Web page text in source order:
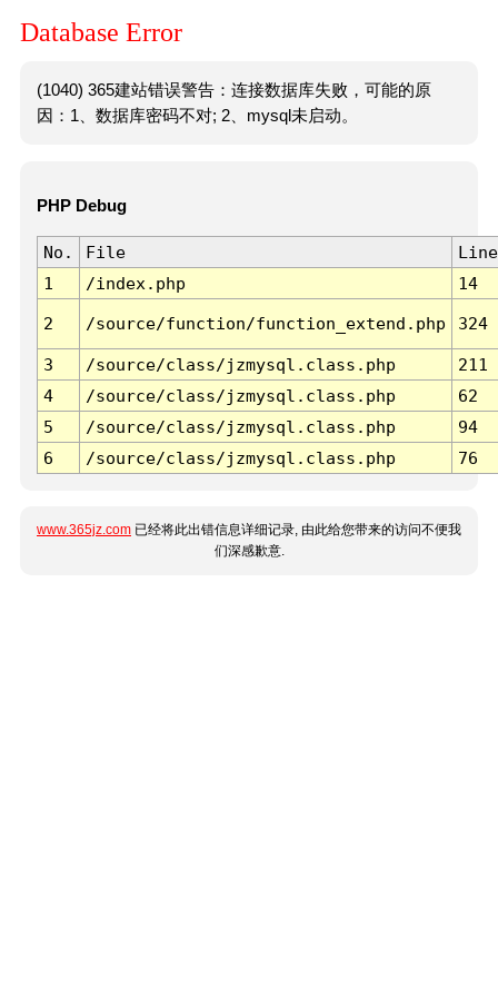
Database Error
(1040) 365建站错误警告：连接数据库失败，可能的原
因：1、数据库密码不对; 2、mysql未启动。
PHP Debug
No. File
Line
1
/index.php 14
2 /source/function/function_extend.php 324
3 /source/class/jzmysql.class.php
211
4
/source/class/jzmysql.class.php
62
5
/source/class/jzmysql.class.php
94
6
/source/class/jzmysql.class.php 76
www.365jz.com 已经将此出错信息详细记录, 由此给您带来的访问不便我
们深感歉意.